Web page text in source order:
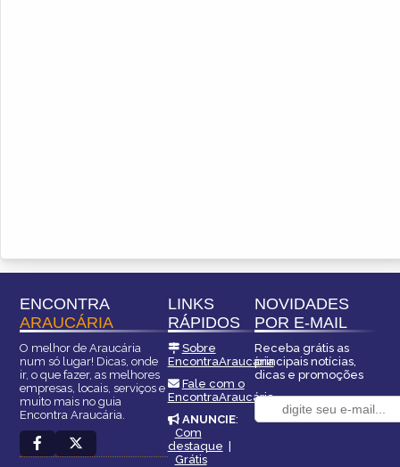
ENCONTRA
ARAUCÁRIA
O melhor de Araucária
num só lugar! Dicas, onde
ir, o que fazer, as melhores
empresas, locais, serviços e
muito mais no guia
Encontra Araucária.
LINKS
RÁPIDOS
Sobre
EncontraAraucária
Fale com o
EncontraAraucária
ANUNCIE:
Com
destaque |
Grátis
NOVIDADES
POR E-MAIL
Receba grátis as
principais notícias,
dicas e promoções